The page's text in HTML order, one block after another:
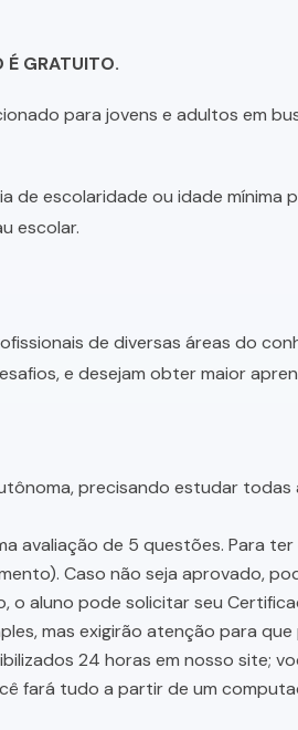
É GRATUITO.
para jovens e adultos em
de escolaridade ou idade
escolar.
de diversas áreas do
e desejam obter maior
precisando estudar todas
avaliação de 5 questões. Para
Caso não seja aprovado,
o aluno pode solicitar seu
mas exigirão atenção para
24 horas em nosso site;
fará tudo a partir de um